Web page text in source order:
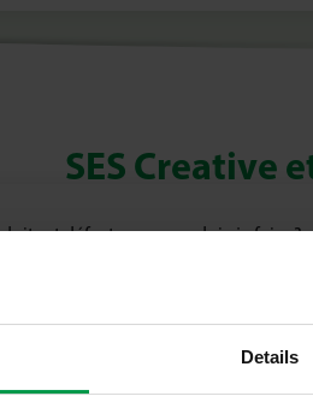
Details
SES Creative
est défectueux, que dois-je faire ?